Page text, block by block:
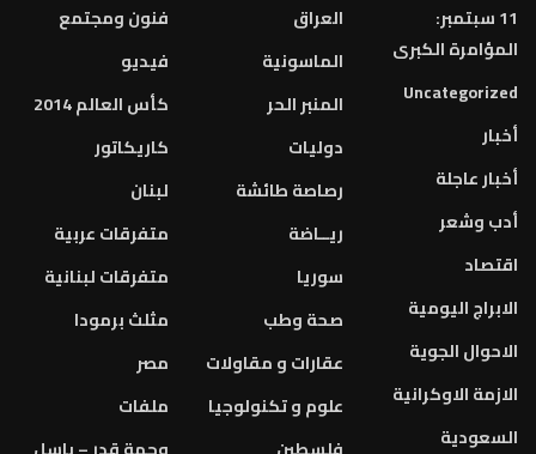
11 سبتمبر:
المؤامرة الكبرى
Uncategorized
أخبار
أخبار عاجلة
أدب وشعر
اقتصاد
الابراج اليومية
الاحوال الجوية
الازمة الاوكرانية
السعودية
العراق
الماسونية
المنبر الحر
دوليات
رصاصة طائشة
ريــاضة
سوريا
صحة وطب
عقارات و مقاولات
علوم و تكنولوجيا
فنون ومجتمع
فيديو
كأس العالم 2014
كاريكاتور
لبنان
متفرقات عربية
متفرقات لبنانية
مثلث برمودا
مصر
ملفات